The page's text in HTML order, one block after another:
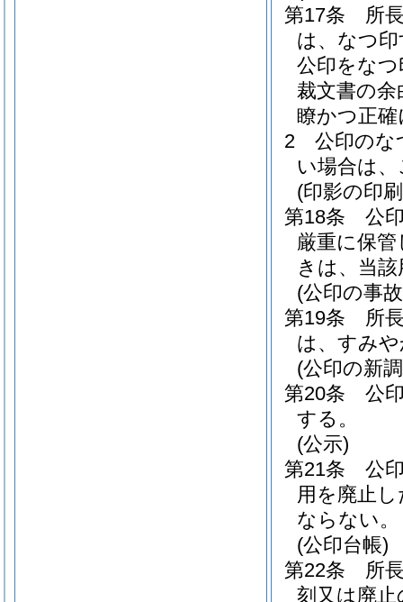
第17条
所
は、なつ
公印をな
裁文書の
瞭かつ正
2
公印のな
い場合は
(印影の印
第18条
公
厳重に保
きは、当
(公印の事
第19条
所
は、すみ
(公印の新
第20条
公
する。
(公示)
第21条
公
用を廃止
ならない。
(公印台帳)
第22条
所
刻又は廃